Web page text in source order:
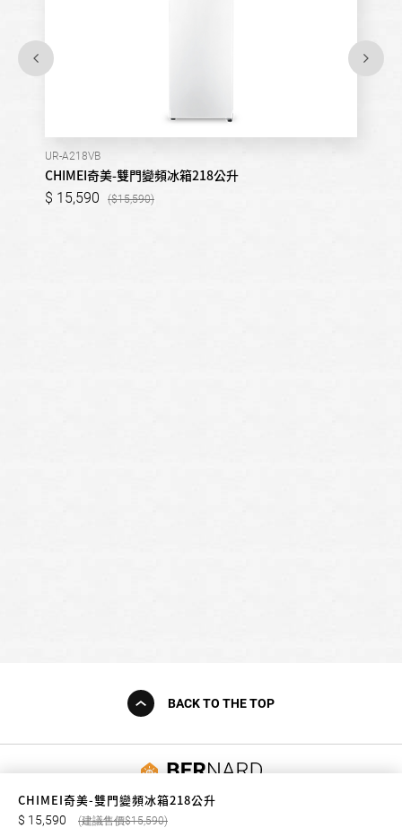
CHIMEI奇美-雙門變頻冰箱218公升
15,590 15,590
UR-A218VB
CHIMEI奇美-雙門變頻冰箱218公升
15,590 15,590
BACK TO THE TOP
友誠購物